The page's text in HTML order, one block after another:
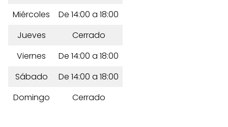
Miércoles
De 14:00 a 18:00
Jueves
Cerrado
Viernes
De 14:00 a 18:00
Sábado
De 14:00 a 18:00
Domingo
Cerrado